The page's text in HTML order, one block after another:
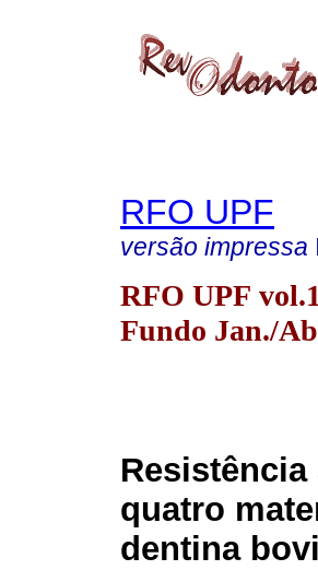
RFO UPF
versão impressa
RFO UPF
Fundo Jan./
quatro
dentina